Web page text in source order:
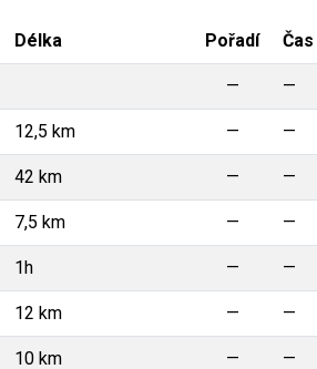
Délka Pořadí Čas
— —
12,5 km — —
42 km — —
7,5 km — —
1h — —
12 km — —
10 km — —